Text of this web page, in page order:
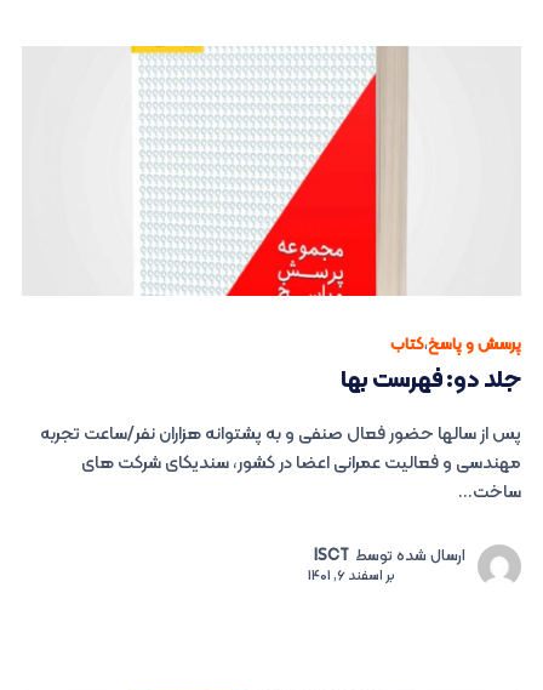
پرسش و پاسخ،کتاب
جلد دو: فهرست بها
پس از سالها حضور فعال صنفی و به پشتوانه هزاران نفر/ساعت تجربه
مهندسی و فعالیت عمرانی اعضا در کشور، سندیکای شرکت های
ساخت...
ارسال شده توسط ISCT
براسفند 6, 1401